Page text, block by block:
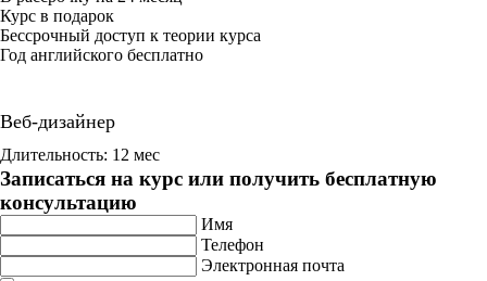
Курс в подарок
Бессрочный доступ к теории курса
Год английского бесплатно
Веб-дизайнер
Длительность: 12 мес
Записаться на курс или получить бесплатную
консультацию
Имя
Телефон
Электронная почта